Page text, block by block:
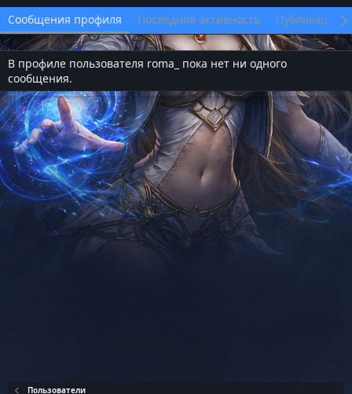
Сообщения профиля Последняя активность Публикации
В профиле пользователя roma_ пока нет ни одного
сообщения.
Пользователи